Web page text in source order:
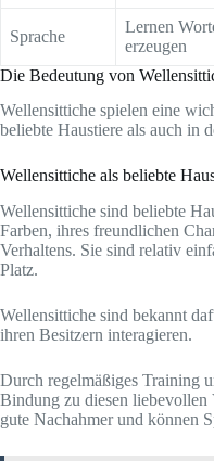
Sprache
Lernen
erzeugen
Die Bedeutung von
Wellensittiche spielen eine
beliebte Haustiere als auch in
Wellensittiche als beliebte
Wellensittiche sind beliebte
Farben, ihres freundlichen
Verhaltens. Sie sind relativ
Platz.
Wellensittiche sind bekannt
ihren Besitzern interagieren.
Durch regelmäßiges Training
Bindung zu diesen liebevollen
gute Nachahmer und können